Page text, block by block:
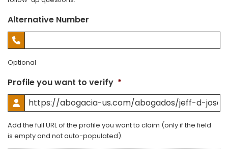
Alternative Number
Optional
Profile you want to verify *
Add the full URL of the profile you want to claim (only if the field
is empty and not auto-populated).